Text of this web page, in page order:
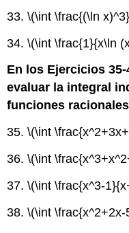
33.\(\int \frac{(\ln
34.\(\int \frac{1}{x\ln
En los Ejercicios
evaluar la integral
funciones
35.\(\int
36.\(\int
37.\(\int \frac{x^3-
38.\(\int \frac{x^2+2x-